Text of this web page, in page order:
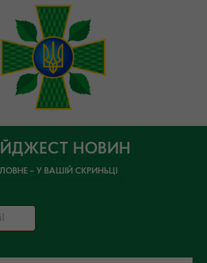
НОВИН
– У ВАШІЙ СКРИНЬЦІ